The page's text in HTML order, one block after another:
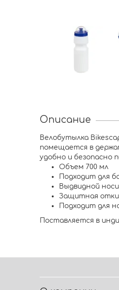
Описание
Велобутылка
помещается в
удобно и безопасно
Объем 700 мл
Подходит для
Выдвидной
Защитная
Подходит для
Поставляется в